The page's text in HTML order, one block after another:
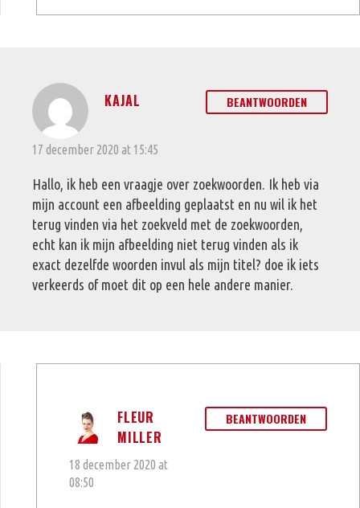
KAJAL
17 december 2020 at 15:45
BEANTWOORDEN
Hallo, ik heb een vraagje over zoekwoorden. Ik heb via
mijn account een afbeelding geplaatst en nu wil ik het
terug vinden via het zoekveld met de zoekwoorden,
echt kan ik mijn afbeelding niet terug vinden als ik
exact dezelfde woorden invul als mijn titel? doe ik iets
verkeerds of moet dit op een hele andere manier.
FLEUR
MILLER
18 december 2020 at
08:50
BEANTWOORDEN